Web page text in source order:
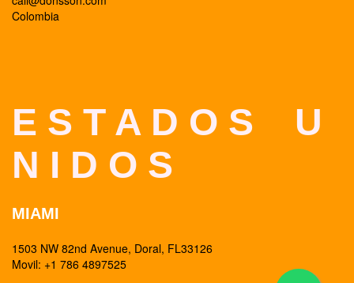
Colombia
E S T A D O S U
N I D O S
MIAMI
1503 NW 82nd Avenue, Doral, FL33126
Movil: +1 786 4897525